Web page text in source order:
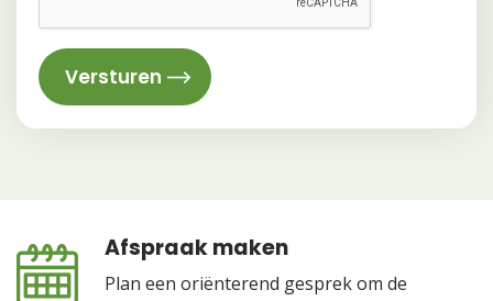
Afspraak maken
Plan een oriënterend gesprek om de